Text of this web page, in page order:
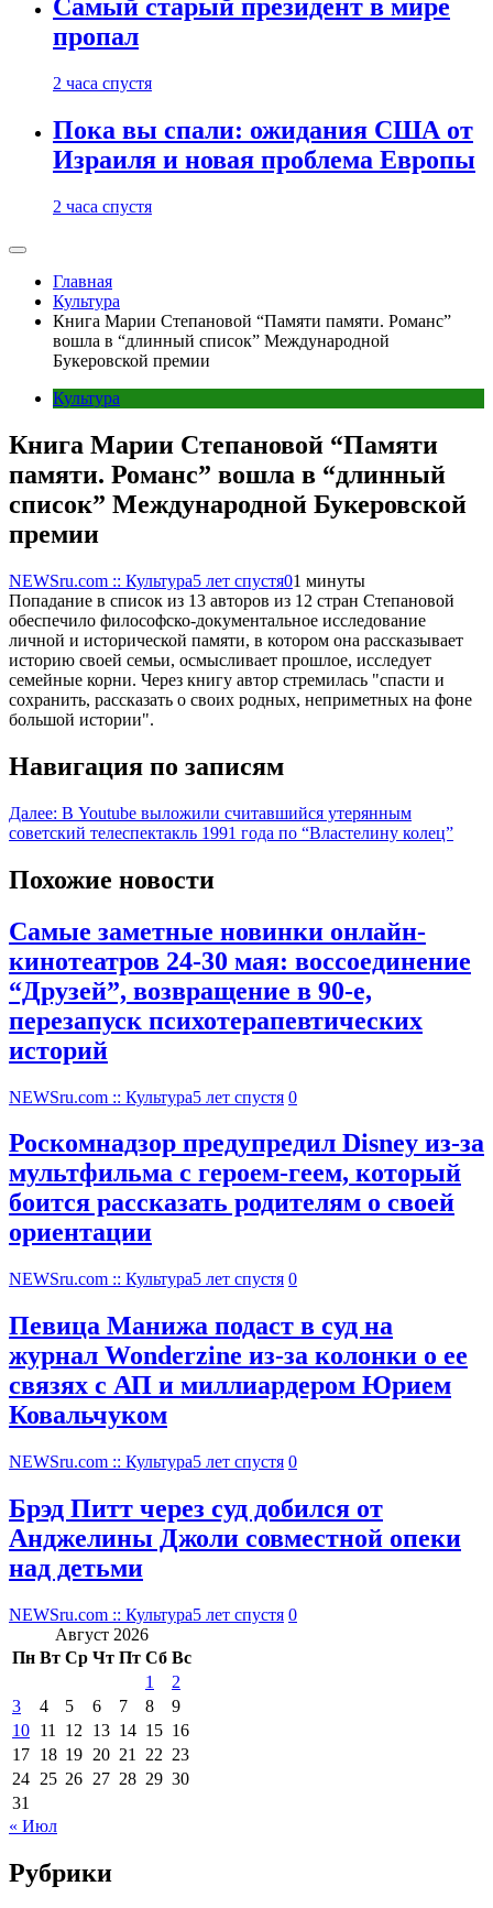
Самый старый президент в мире
пропал
2 часа спустя
Пока вы спали: ожидания США от
Израиля и новая проблема Европы
2 часа спустя
Главная
Культура
Книга Марии Степановой “Памяти памяти. Романс”
вошла в “длинный список” Международной
Букеровской премии
Культура
Книга Марии Степановой “Памяти
памяти. Романс” вошла в “длинный
список” Международной Букеровской
премии
NEWSru.com :: Культура5 лет спустя01 минуты
Попадание в список из 13 авторов из 12 стран Степановой
обеспечило философско-документальное исследование
личной и исторической памяти, в котором она рассказывает
историю своей семьи, осмысливает прошлое, исследует
семейные корни. Через книгу автор стремилась "спасти и
сохранить, рассказать о своих родных, неприметных на фоне
большой истории".
Навигация по записям
Далее: В Youtube выложили считавшийся утерянным
советский телеспектакль 1991 года по “Властелину колец”
Похожие новости
Самые заметные новинки онлайн-
кинотеатров 24-30 мая: воссоединение
“Друзей”, возвращение в 90-е,
перезапуск психотерапевтических
историй
NEWSru.com :: Культура5 лет спустя 0
Роскомнадзор предупредил Disney из-за
мультфильма c героем-геем, который
боится рассказать родителям о своей
ориентации
NEWSru.com :: Культура5 лет спустя 0
Певица Манижа подаст в суд на
журнал Wonderzine из-за колонки о ее
связях с АП и миллиардером Юрием
Ковальчуком
NEWSru.com :: Культура5 лет спустя 0
Брэд Питт через суд добился от
Анджелины Джоли совместной опеки
над детьми
NEWSru.com :: Культура5 лет спустя 0
Август 2026
Пн Вт Ср Чт Пт Сб Вс
1
2
3
4 5 6 7 8
9
10 11 12 13 14 15 16
17 18 19 20 21 22 23
24 25 26 27 28 29 30
31
« Июл
Рубрики